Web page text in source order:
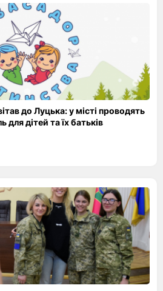
до Луцька: у місті проводять
для дітей та їх батьків